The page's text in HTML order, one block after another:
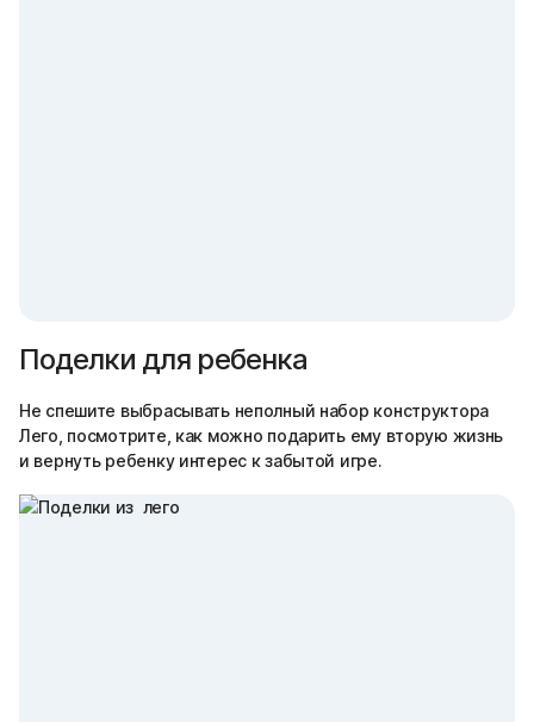
Поделки для ребенка
Не спешите выбрасывать неполный набор конструктора
Лего, посмотрите, как можно подарить ему вторую жизнь
и вернуть ребенку интерес к забытой игре.